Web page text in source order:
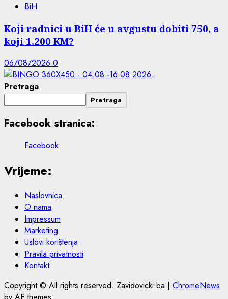
BiH
Koji radnici u BiH će u avgustu dobiti 750, a
koji 1.200 KM?
06/08/2026 0
Pretraga
Pretraga
Facebook stranica:
Facebook
Vrijeme:
Naslovnica
O nama
Impressum
Marketing
Uslovi korištenja
Pravila privatnosti
Kontakt
Copyright © All rights reserved. Zavidovicki.ba | ChromeNews